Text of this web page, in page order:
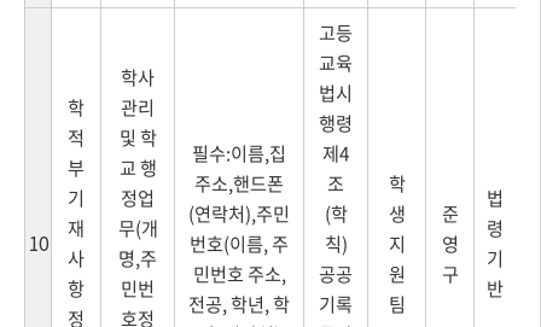
10
학
적
부
기
재
사
항
정
학사
관리
및 학
교 행
정업
무(개
명,주
민번
호정
필수:이름,집
주소,핸드폰
(연락처),주민
번호(이름, 주
민번호 주소,
전공, 학년, 학
고등
교육
법시
행령
제4
조
(학
칙)
공공
기록
학
생
지
원
팀
준
영
구
법
령
기
반